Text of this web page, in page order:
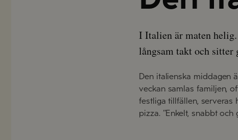
I Italien är maten
långsam takt och sitter
Den italienska middagen
veckan samlas familjen,
festliga tillfällen, serveras
pizza. ”Enkelt, snabbt